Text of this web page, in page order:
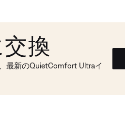
換
最新のQuietComfort Ultraイ